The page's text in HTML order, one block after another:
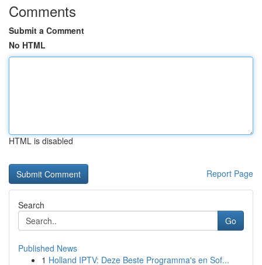
Comments
Submit a Comment
No HTML
HTML is disabled
Report Page
Search
Go
Published News
1 Holland IPTV: Deze Beste Programma's en Sof...